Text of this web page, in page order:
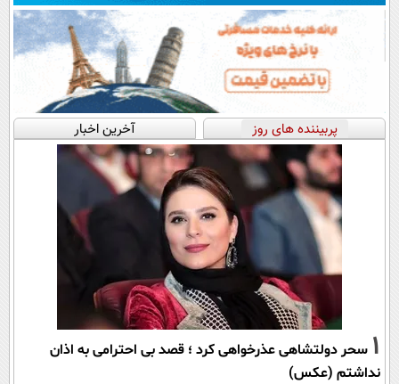
پربیننده های روز آخرین اخبار
1 سحر دولتشاهی عذرخواهی کرد ؛ قصد بی احترامی به اذان
نداشتم (عکس)